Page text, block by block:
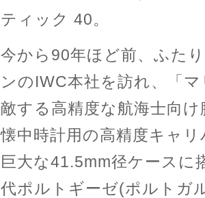
ティック 40。
今から90年ほど前、ふた
ンのIWC本社を訪れ、「
敵する高精度な航海士向
懐中時計用の高精度キャ
巨大な41.5mm径ケースに
代ポルトギーゼ(ポルトガ